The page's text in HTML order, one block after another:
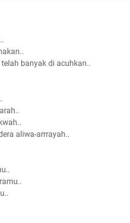
banyak di acuhkan..
aliwa-arrrayah..